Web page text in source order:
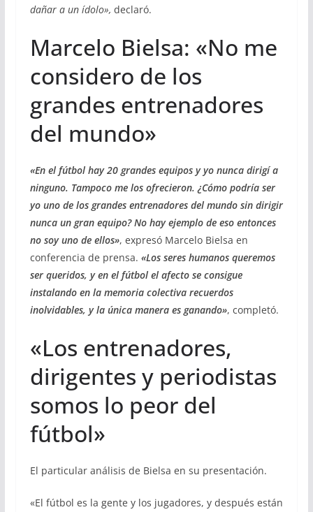
dañar a un ídolo», declaró.
Marcelo Bielsa: «No me
considero de los
grandes entrenadores
del mundo»
«En el fútbol hay 20 grandes equipos y yo nunca dirigí a
ninguno. Tampoco me los ofrecieron. ¿Cómo podría ser
yo uno de los grandes entrenadores del mundo sin dirigir
nunca un gran equipo? No hay ejemplo de eso entonces
no soy uno de ellos», expresó Marcelo Bielsa en
conferencia de prensa. «Los seres humanos queremos
ser queridos, y en el fútbol el afecto se consigue
instalando en la memoria colectiva recuerdos
inolvidables, y la única manera es ganando», completó.
«Los entrenadores,
dirigentes y periodistas
somos lo peor del
fútbol»
El particular análisis de Bielsa en su presentación.
«El fútbol es la gente y los jugadores, y después están